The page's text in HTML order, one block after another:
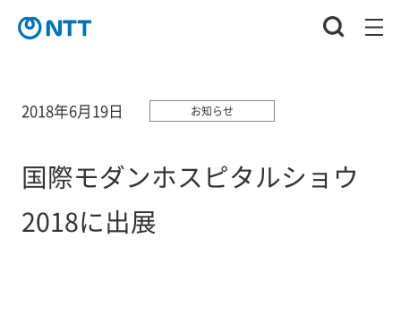
2018年6月19日 お知らせ
国際モダンホスピタルショウ
2018に出展